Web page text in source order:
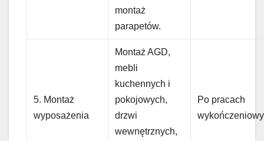
montaż
parapetów.
5. Montaż
wyposażenia
Montaż AGD,
mebli
kuchennych i
pokojowych,
drzwi
wewnętrznych,
Po pracach